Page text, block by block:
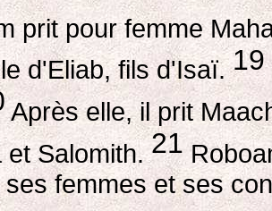
prit pour femme
d'Eliab, fils d'Isaï.19
Après elle, il prit
et Salomith.21
femmes et ses